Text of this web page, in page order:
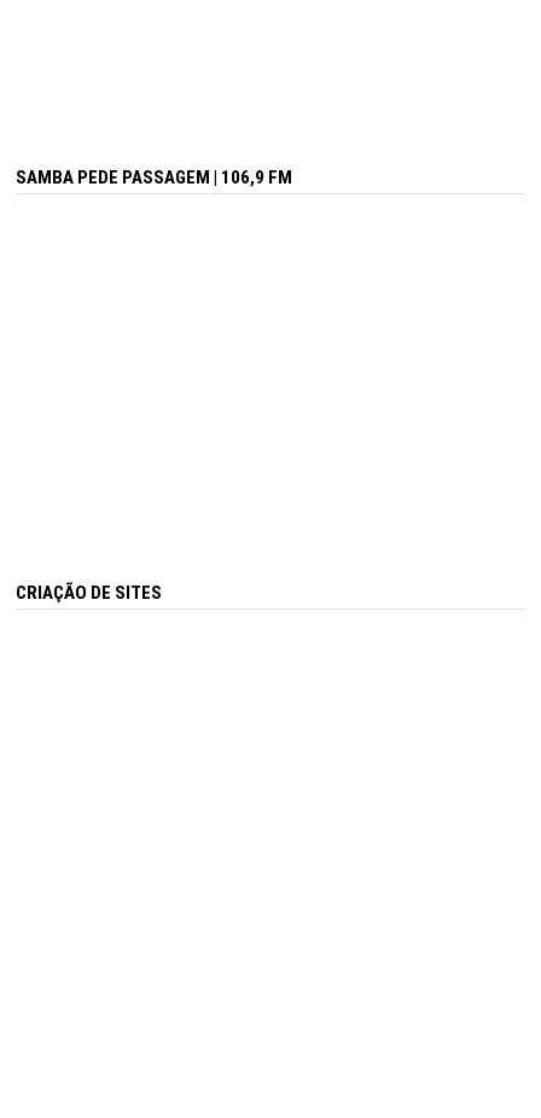
SAMBA PEDE PASSAGEM | 106,9 FM
CRIAÇÃO DE SITES